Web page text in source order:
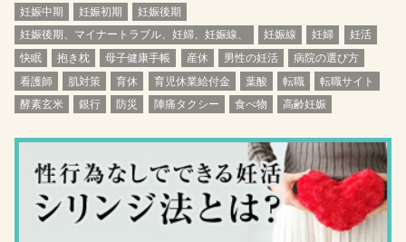
妊娠中期
妊娠初期
妊娠後期
妊娠後期、マイナートラブル、妊婦、妊娠線、
妊娠線 妊婦
妊活
快眠
抱き枕 母子健康手帳 産休 男性の妊活
病院の選び方
看護師
肌対策 育休 育児休業給付金 葉酸 転職
転職サイト
酵素玄米
銀行 防災 陣痛タクシー 食べ物 高齢妊娠